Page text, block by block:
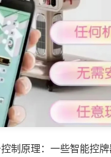
制原理：一些智能控